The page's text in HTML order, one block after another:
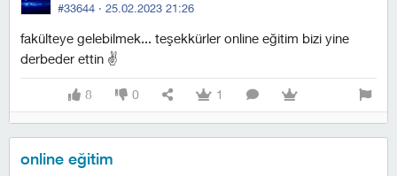
#33644 · 25.02.2023 21:26
fakülteye gelebilmek... teşekkürler online eğitim bizi yine
derbeder ettin ✌️
8 0 1
online eğitim